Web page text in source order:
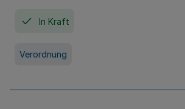
In Kraft
Verordnung